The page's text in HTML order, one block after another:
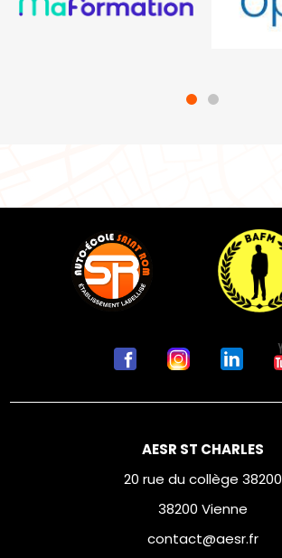
AESR ST CHARLES
20 rue du collège 38200
38200 Vienne
contact@aesr.fr